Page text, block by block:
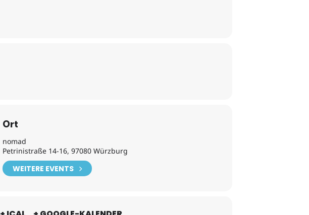
Ort
nomad
Petrinistraße 14-16, 97080 Würzburg
WEITERE EVENTS